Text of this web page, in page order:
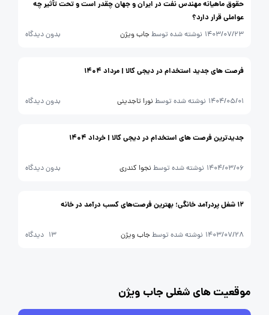
حقوق ماهیانه مهندس نفت در ایران و جهان چقدر است و تحت تأثیر چه
عواملی قرار دارد؟
1403/07/23 نوشته شده توسط جاب ویژن بدون دیدگاه
فرصت های جدید استخدام در دیجی کالا | مرداد 1404
1404/05/01 نوشته شده توسط نورا تاجدینی بدون دیدگاه
جدیدترین فرصت های استخدام در دیجی کالا | خرداد 1404
1404/03/06 نوشته شده توسط نجوا کندری بدون دیدگاه
12 شغل پردرآمد خانگی؛ بهترین فرصت‌های کسب درآمد در خانه
1403/07/28 نوشته شده توسط جاب ویژن 13 دیدگاه
موقعیت های شغلی جاب ویژن